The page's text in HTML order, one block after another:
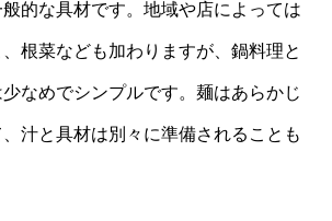
的な具材です。地域や店によっては
根菜なども加わりますが、鍋料理と
なめでシンプルです。麺はあらかじ
汁と具材は別々に準備されることも